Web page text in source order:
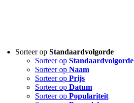
Sorteer op Standaardvolgorde
Sorteer op Standaardvolgorde
Sorteer op Naam
Sorteer op Prijs
Sorteer op Datum
Sorteer op Populariteit